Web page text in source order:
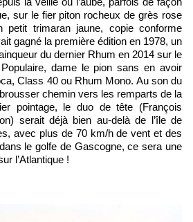
sur le fier piton rocheux de grès rose
petit trimaran jaune, copie conforme
gagné la première édition en 1978, un
du dernier Rhum en 2014 sur le
dame le pion sans en avoir
Class 40 ou Rhum Mono. Au son du
chemin vers les remparts de la
pointage, le duo de tête (François
serait déjà bien au-delà de l’île de
avec plus de 70 km/h de vent et des
le golfe de Gascogne, ce sera une
l’Atlantique !